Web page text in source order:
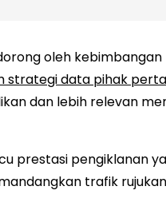
oleh
strategi data pihak
dan lebih relevan
prestasi pengiklanan
trafik